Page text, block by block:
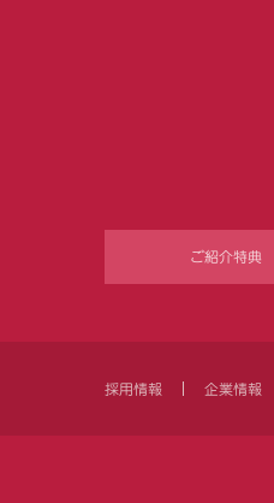
ご紹介特典
採用情報 企業情報